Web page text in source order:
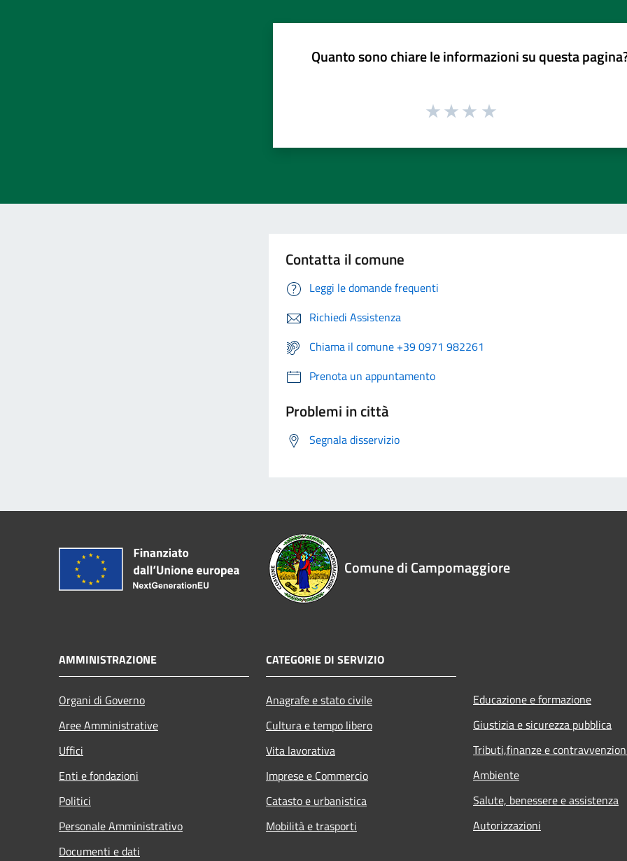
Quanto sono chiare le informazioni su questa
Contatta il comune
Leggi le domande frequenti
Richiedi Assistenza
Chiama il comune +39 0971 982261
Prenota un appuntamento
Problemi in città
Segnala disservizio
Comune di Campomaggiore
AMMINISTRAZIONE
Organi di Governo
Aree Amministrative
Uffici
Enti e fondazioni
Politici
Personale Amministrativo
Documenti e dati
CATEGORIE DI SERVIZIO
Anagrafe e stato civile
Cultura e tempo libero
Vita lavorativa
Imprese e Commercio
Catasto e urbanistica
Mobilità e trasporti
Educazione e formazione
Giustizia e sicurezza pubblica
Tributi,finanze e
Ambiente
Salute, benessere e assistenza
Autorizzazioni